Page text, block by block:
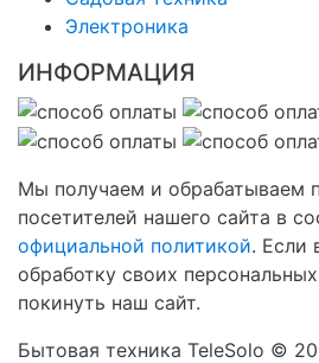
Электроника
ИНФОРМАЦИЯ
Мы получаем и обрабатываем
посетителей нашего сайта в
официальной политикой. Если
обработку своих
покинуть наш сайт.
Бытовая техника TeleSolo ©